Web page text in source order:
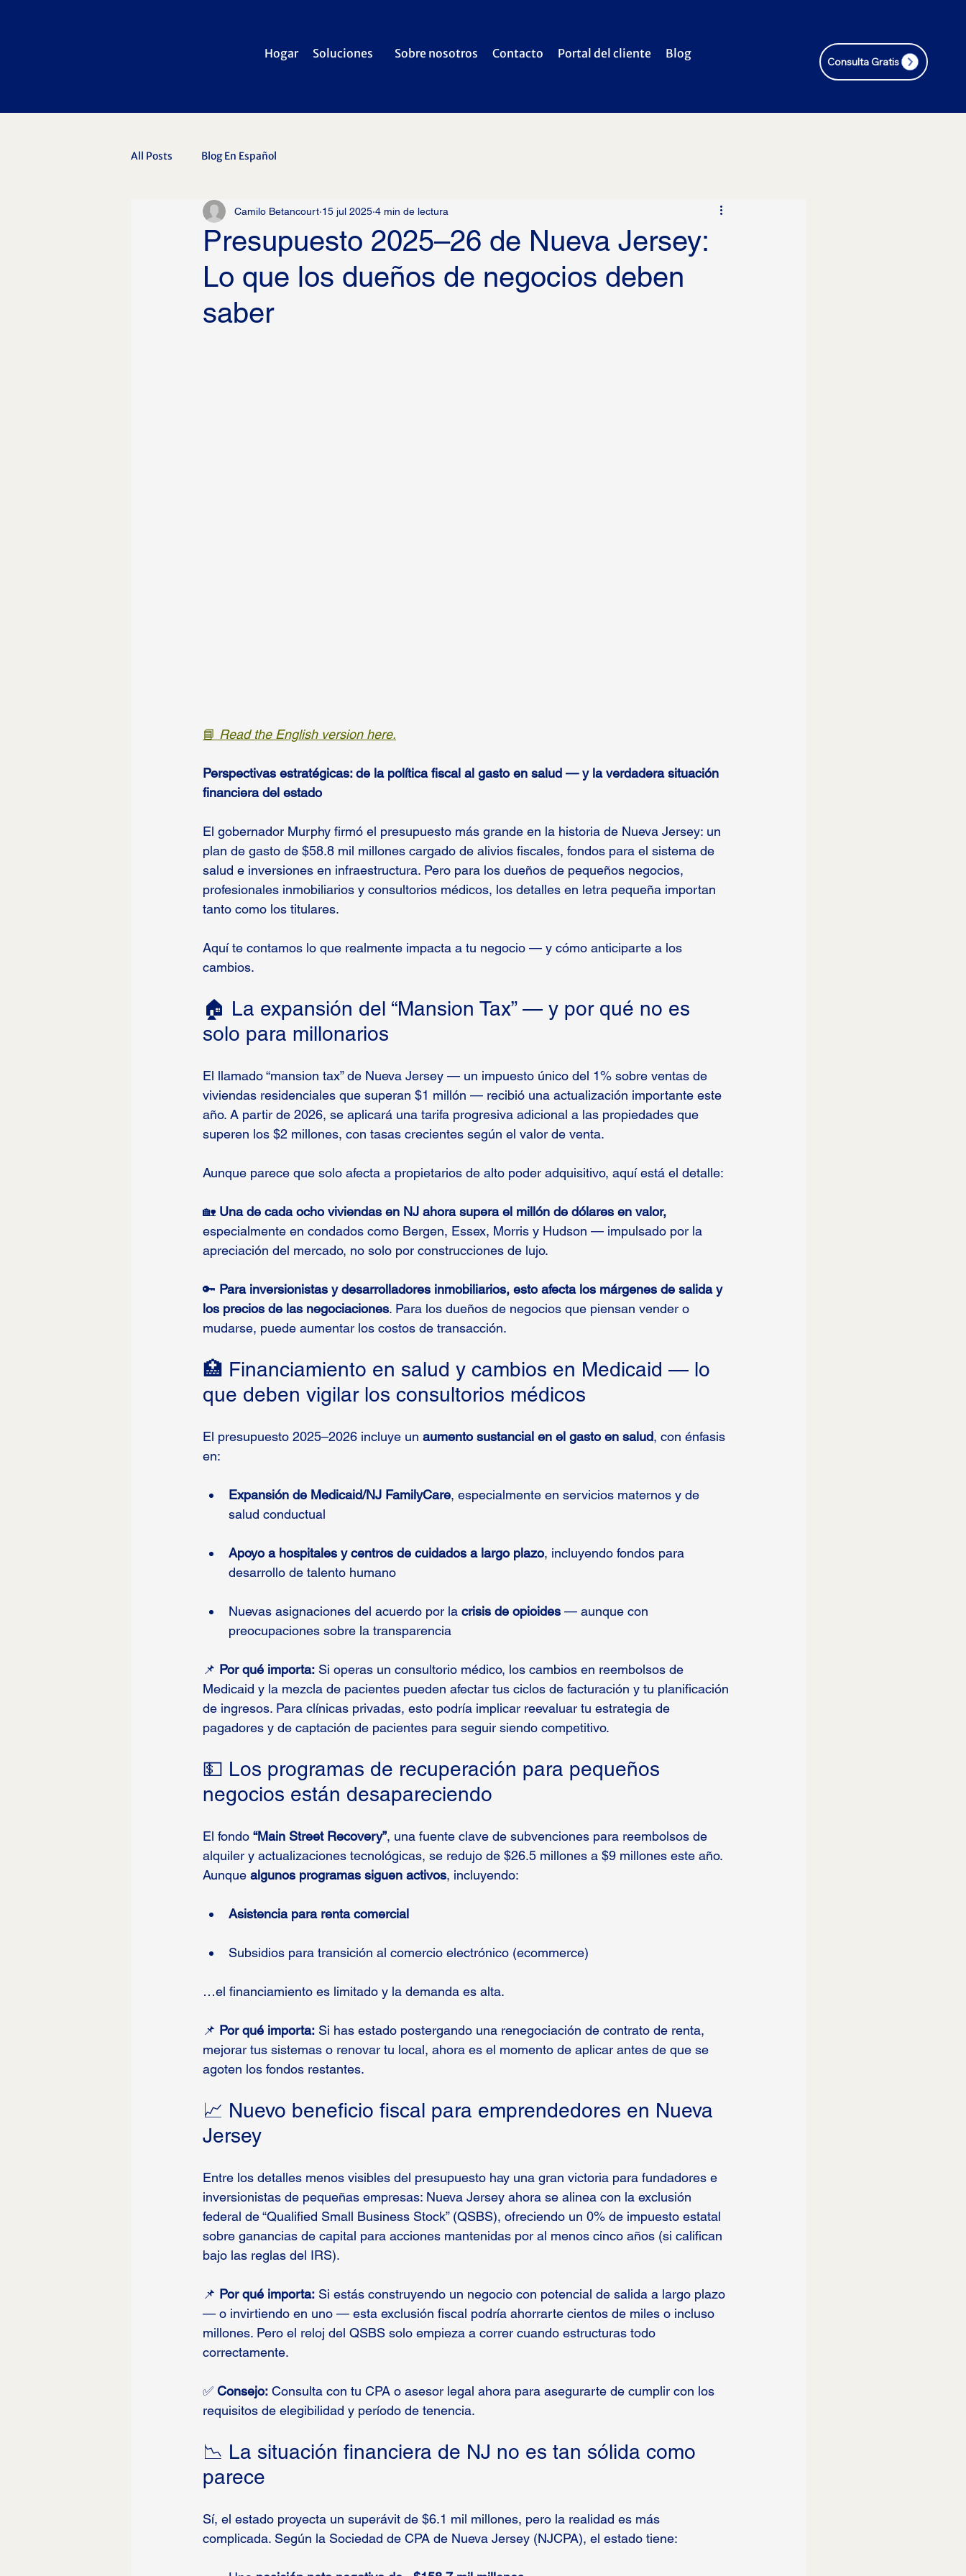
Hogar Soluciones Sobre nosotros Contacto Portal del cliente Blog
Consulta Gratis
All Posts Blog En Español
Presupuesto 2025–26 de Nueva Jersey:
Lo que los dueños de negocios deben
saber
Camilo Betancourt 15 jul 2025 4 min de lectura
📘 Read the English version here.
Perspectivas estratégicas: de la política fiscal al gasto en salud — y la verdadera situación
financiera del estado
El gobernador Murphy firmó el presupuesto más grande en la historia de Nueva Jersey: un
plan de gasto de $58.8 mil millones cargado de alivios fiscales, fondos para el sistema de
salud e inversiones en infraestructura. Pero para los dueños de pequeños negocios,
profesionales inmobiliarios y consultorios médicos, los detalles en letra pequeña importan
tanto como los titulares.
Aquí te contamos lo que realmente impacta a tu negocio — y cómo anticiparte a los
cambios.
🏠 La expansión del “Mansion Tax” — y por qué no es
solo para millonarios
El llamado “mansion tax” de Nueva Jersey — un impuesto único del 1% sobre ventas de
viviendas residenciales que superan $1 millón — recibió una actualización importante este
año. A partir de 2026, se aplicará una tarifa progresiva adicional a las propiedades que
superen los $2 millones, con tasas crecientes según el valor de venta.
Aunque parece que solo afecta a propietarios de alto poder adquisitivo, aquí está el detalle:
🏡 Una de cada ocho viviendas en NJ ahora supera el millón de dólares en valor,
especialmente en condados como Bergen, Essex, Morris y Hudson — impulsado por la
apreciación del mercado, no solo por construcciones de lujo.
🔑 Para inversionistas y desarrolladores inmobiliarios, esto afecta los márgenes de salida y
los precios de las negociaciones. Para los dueños de negocios que piensan vender o
mudarse, puede aumentar los costos de transacción.
🏥 Financiamiento en salud y cambios en Medicaid — lo
que deben vigilar los consultorios médicos
El presupuesto 2025–2026 incluye un aumento sustancial en el gasto en salud, con énfasis
en:
Expansión de Medicaid/NJ FamilyCare, especialmente en servicios maternos y de
salud conductual
Apoyo a hospitales y centros de cuidados a largo plazo, incluyendo fondos para
desarrollo de talento humano
Nuevas asignaciones del acuerdo por la crisis de opioides — aunque con
preocupaciones sobre la transparencia
📌 Por qué importa: Si operas un consultorio médico, los cambios en reembolsos de
Medicaid y la mezcla de pacientes pueden afectar tus ciclos de facturación y tu planificación
de ingresos. Para clínicas privadas, esto podría implicar reevaluar tu estrategia de
pagadores y de captación de pacientes para seguir siendo competitivo.
💵 Los programas de recuperación para pequeños
negocios están desapareciendo
El fondo “Main Street Recovery”, una fuente clave de subvenciones para reembolsos de
alquiler y actualizaciones tecnológicas, se redujo de $26.5 millones a $9 millones este año.
Aunque algunos programas siguen activos, incluyendo:
Asistencia para renta comercial
Subsidios para transición al comercio electrónico (ecommerce)
…el financiamiento es limitado y la demanda es alta.
📌 Por qué importa: Si has estado postergando una renegociación de contrato de renta,
mejorar tus sistemas o renovar tu local, ahora es el momento de aplicar antes de que se
agoten los fondos restantes.
📈 Nuevo beneficio fiscal para emprendedores en Nueva
Jersey
Entre los detalles menos visibles del presupuesto hay una gran victoria para fundadores e
inversionistas de pequeñas empresas: Nueva Jersey ahora se alinea con la exclusión
federal de “Qualified Small Business Stock” (QSBS), ofreciendo un 0% de impuesto estatal
sobre ganancias de capital para acciones mantenidas por al menos cinco años (si califican
bajo las reglas del IRS).
📌 Por qué importa: Si estás construyendo un negocio con potencial de salida a largo plazo
— o invirtiendo en uno — esta exclusión fiscal podría ahorrarte cientos de miles o incluso
millones. Pero el reloj del QSBS solo empieza a correr cuando estructuras todo
correctamente.
✅ Consejo: Consulta con tu CPA o asesor legal ahora para asegurarte de cumplir con los
requisitos de elegibilidad y período de tenencia.
📉 La situación financiera de NJ no es tan sólida como
parece
Sí, el estado proyecta un superávit de $6.1 mil millones, pero la realidad es más
complicada. Según la Sociedad de CPA de Nueva Jersey (NJCPA), el estado tiene: